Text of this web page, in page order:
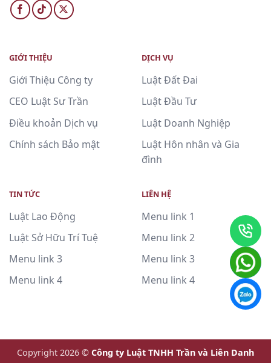
GIỚI THIỆU
Giới Thiệu Công ty
CEO Luật Sư Trần
Điều khoản Dịch vụ
Chính sách Bảo mật
DỊCH VỤ
Luật Đất Đai
Luật Đầu Tư
Luật Doanh Nghiệp
Luật Hôn nhân và Gia
đình
TIN TỨC
Luật Lao Động
Luật Sở Hữu Trí Tuệ
Menu link 3
Menu link 4
LIÊN HỆ
Menu link 1
Menu link 2
Menu link 3
Menu link 4
Copyright 2026 © Công ty Luật TNHH Trần và Liên Danh